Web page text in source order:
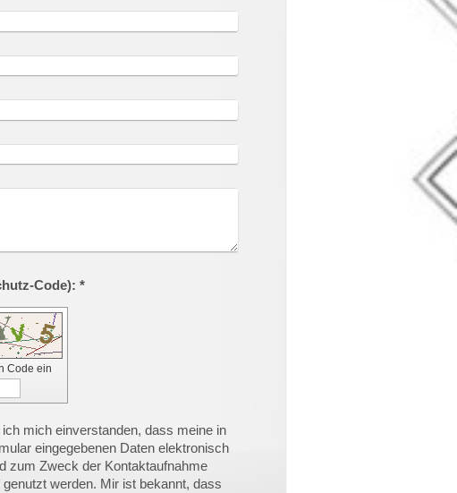
Captcha (Spam-Schutz-Code): *
Code ein
mich einverstanden, dass meine in
eingegebenen Daten elektronisch
zum Zweck der Kontaktaufnahme
werden. Mir ist bekannt, dass